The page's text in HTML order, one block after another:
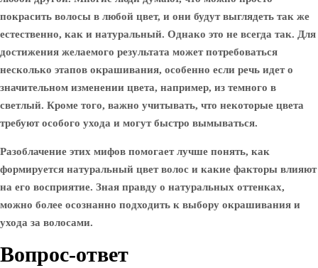
покрасить волосы в любой цвет, и они будут выглядеть так же
естественно, как и натуральный. Однако это не всегда так. Для
достижения желаемого результата может потребоваться
несколько этапов окрашивания, особенно если речь идет о
значительном изменении цвета, например, из темного в
светлый. Кроме того, важно учитывать, что некоторые цвета
требуют особого ухода и могут быстро вымываться.
Разоблачение этих мифов помогает лучше понять, как
формируется натуральный цвет волос и какие факторы влияют
на его восприятие. Зная правду о натуральных оттенках,
можно более осознанно подходить к выбору окрашивания и
ухода за волосами.
Вопрос-ответ